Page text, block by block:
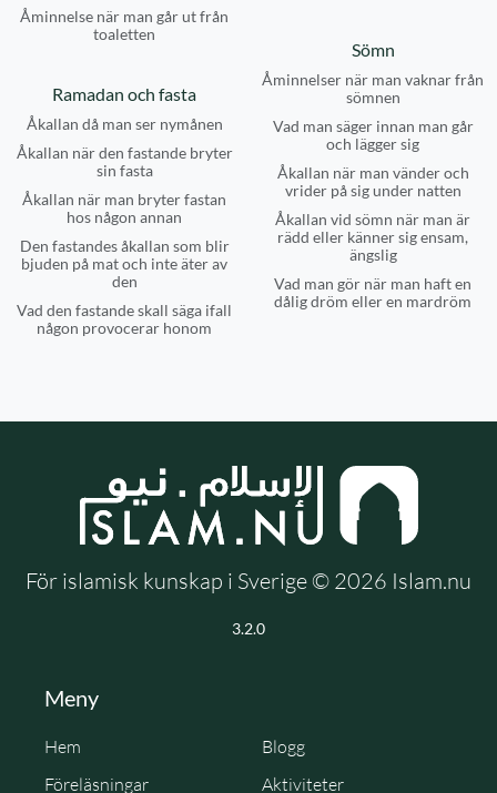
Åminnelse när man går ut från
toaletten
Sömn
Åminnelser när man vaknar från
sömnen
Vad man säger innan man går
och lägger sig
Åkallan när man vänder och
vrider på sig under natten
Åkallan vid sömn när man är
rädd eller känner sig ensam,
ängslig
Vad man gör när man haft en
dålig dröm eller en mardröm
Ramadan och fasta
Åkallan då man ser nymånen
Åkallan när den fastande bryter
sin fasta
Åkallan när man bryter fastan
hos någon annan
Den fastandes åkallan som blir
bjuden på mat och inte äter av
den
Vad den fastande skall säga ifall
någon provocerar honom
För islamisk kunskap i Sverige © 2026 Islam.nu
3.2.0
Meny
Hem
Blogg
Föreläsningar
Aktiviteter